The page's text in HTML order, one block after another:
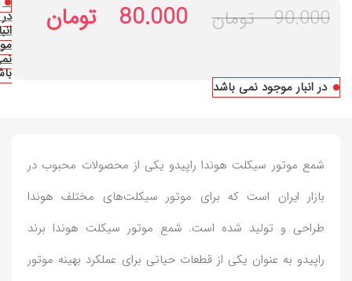
90.000 تومان 80.000 تومان در
در انبار موجود نمی باشد
شمع موتور سیکلت هوندا راپیدو یکی از محصولات محبوب در
بازار ایران است که برای موتور سیکلت‌های مختلف هوندا
طراحی و تولید شده است. شمع موتور سیکلت هوندا برند
راپیدو به عنوان یکی از قطعات حیاتی برای عملکرد بهینه موتور